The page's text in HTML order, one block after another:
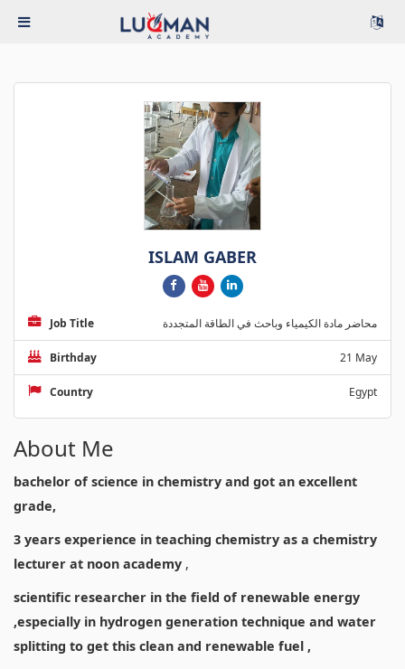
ISLAM GABER
Job Title محاضر مادة الكيمياء وباحث في الطاقة المتجددة
Birthday 21 May
Country Egypt
About Me
bachelor of science in chemistry and got an excellent
grade,
3 years experience in teaching chemistry as a chemistry
lecturer at noon academy ,
scientific researcher in the field of renewable energy
,especially in hydrogen generation technique and water
splitting to get this clean and renewable fuel ,